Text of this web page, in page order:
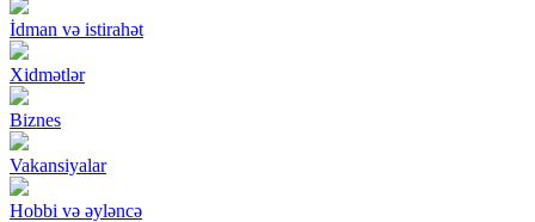
İdman və istirahət
Xidmətlər
Biznes
Vakansiyalar
Hobbi və əyləncə